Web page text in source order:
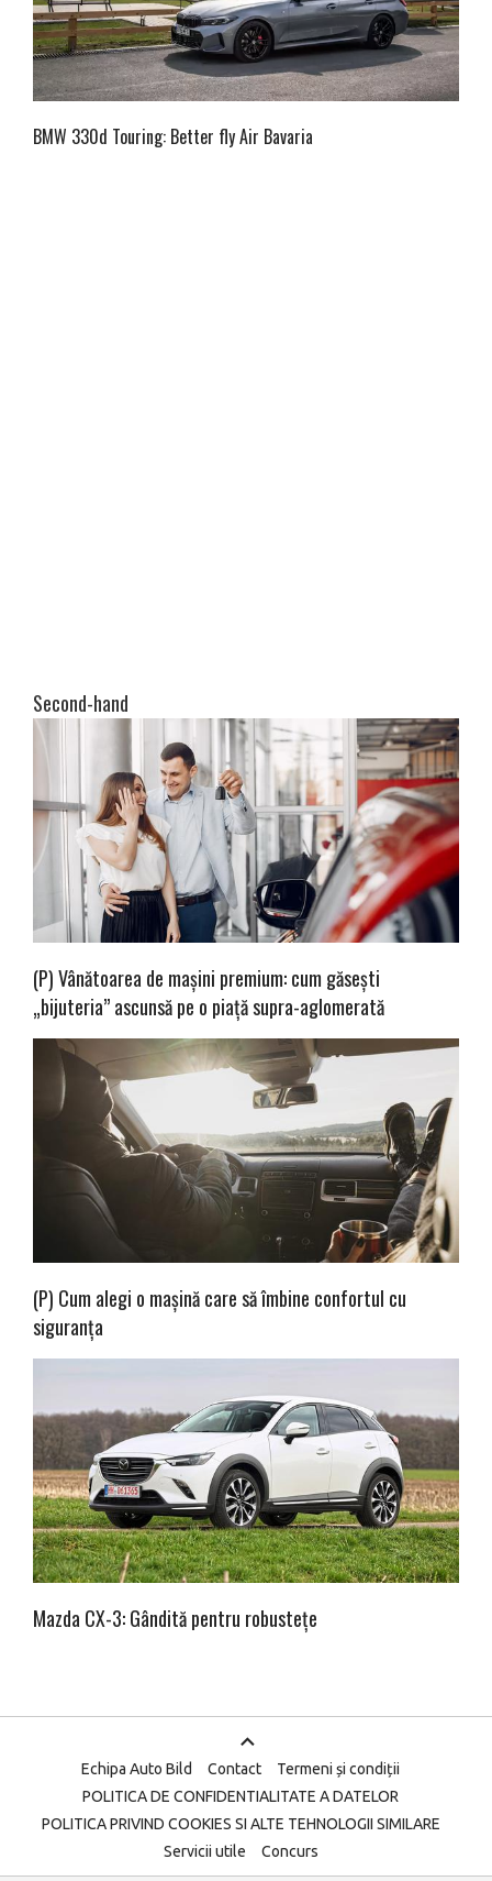
BMW 330d Touring: Better fly Air Bavaria
Second-hand
(P) Vânătoarea de mașini premium: cum găsești
„bijuteria” ascunsă pe o piață supra-aglomerată
(P) Cum alegi o mașină care să îmbine confortul cu
siguranța
Mazda CX-3: Gândită pentru robustețe
Echipa Auto Bild Contact
Termeni și condiții
POLITICA DE CONFIDENTIALITATE A DATELOR
POLITICA PRIVIND COOKIES SI ALTE TEHNOLOGII SIMILARE
Servicii utile
Concurs